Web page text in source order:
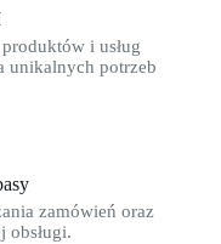
i usług
unikalnych potrzeb
zamówień oraz
obsługi.